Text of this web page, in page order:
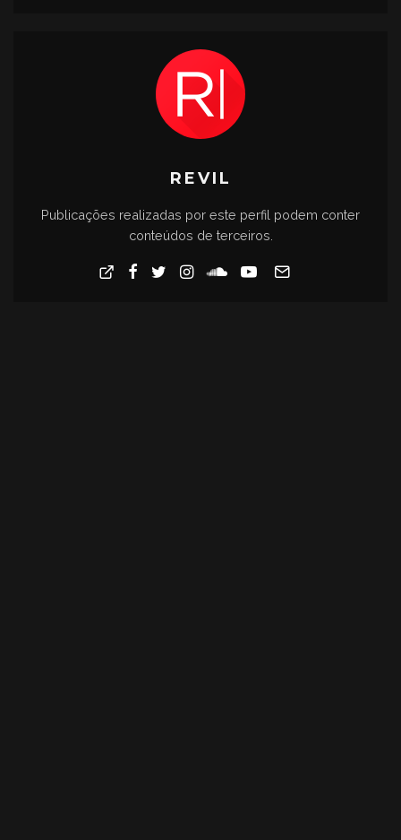
REVIL
Publicações realizadas por este perfil podem conter
conteúdos de terceiros.